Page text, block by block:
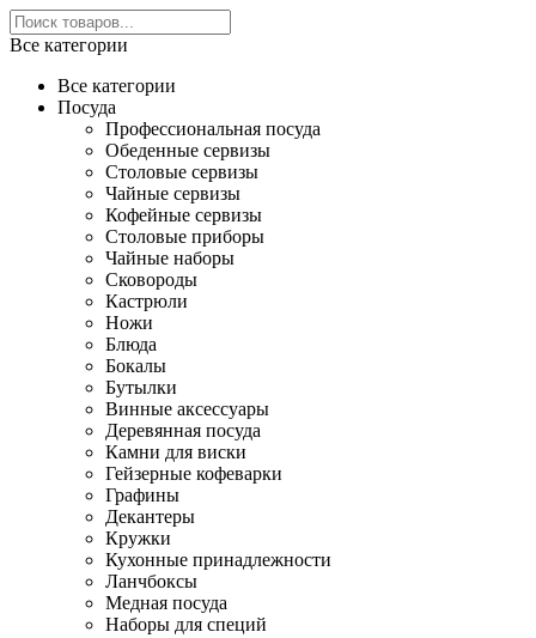
Все категории
Все категории
Посуда
Профессиональная посуда
Обеденные сервизы
Столовые сервизы
Чайные сервизы
Кофейные сервизы
Столовые приборы
Чайные наборы
Сковороды
Кастрюли
Ножи
Блюда
Бокалы
Бутылки
Винные аксессуары
Деревянная посуда
Камни для виски
Гейзерные кофеварки
Графины
Декантеры
Кружки
Кухонные принадлежности
Ланчбоксы
Медная посуда
Наборы для специй